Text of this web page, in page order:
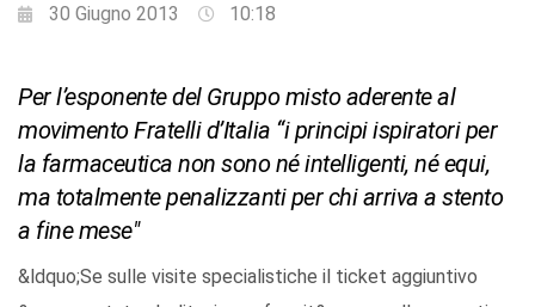
30 Giugno 2013 10:18
Per l’esponente del Gruppo misto aderente al
movimento Fratelli d’Italia “i principi ispiratori per
la farmaceutica non sono né intelligenti, né equi,
ma totalmente penalizzanti per chi arriva a stento
a fine mese"
&ldquo;Se sulle visite specialistiche il ticket aggiuntivo